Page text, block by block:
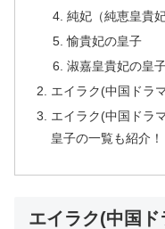
純妃（純恵皇貴
愉貴妃の皇子
淑嘉皇貴妃の皇
エイラク(中国ドラ
エイラク(中国ドラ
皇子の一覧も紹介
エイラク(中国